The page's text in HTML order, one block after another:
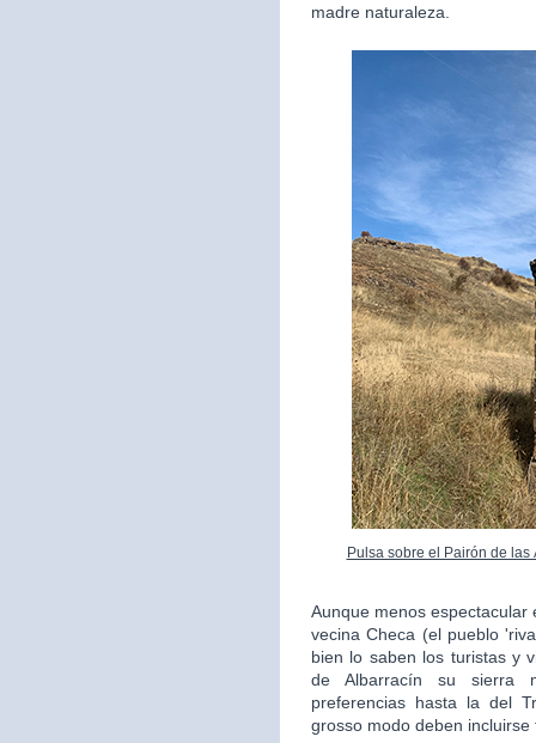
madre naturaleza.
Pulsa sobre el Pairón de
Aunque menos espectacular
vecina Checa (el pueblo
bien lo saben los turistas y
de Albarracín su sierra
preferencias hasta la del
grosso modo deben